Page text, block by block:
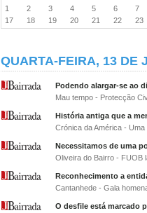
1
2 3 4 5 6
7
17
18 19 20 21 22 23
QUARTA-FEIRA, 13 DE
Podendo alargar-se ao
Mau tempo - Protecção
História antiga que a
Crónica da América -
Necessitamos de uma
Oliveira do Bairro - FUOB
Reconhecimento a
Cantanhede - Gala
O desfile está marcado